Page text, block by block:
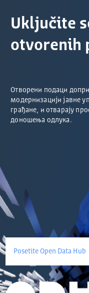
Uključite
otvorenih
Отворени подаци
модернизацији јавне
грађане, и отварају
доношења одлука.
Posetite Open Data Hub